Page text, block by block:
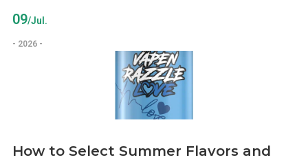
09/Jul.
- 2026 -
How to Select Summer Flavors and